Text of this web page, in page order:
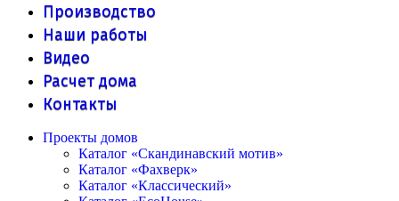
Производство
Наши работы
Видео
Расчет дома
Контакты
Проекты домов
Каталог «Скандинавский мотив»
Каталог «Фахверк»
Каталог «Классический»